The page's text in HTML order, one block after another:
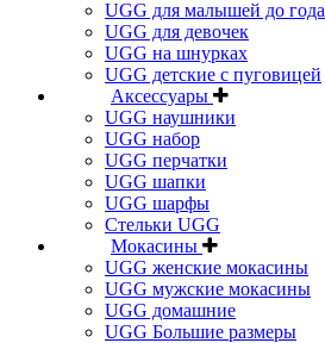
UGG для малышей до года
UGG для девочек
UGG на шнурках
UGG детские с пуговицей
Аксессуары
UGG наушники
UGG набор
UGG перчатки
UGG шапки
UGG шарфы
Стельки UGG
Мокасины
UGG женские мокасины
UGG мужские мокасины
UGG домашние
UGG Большие размеры